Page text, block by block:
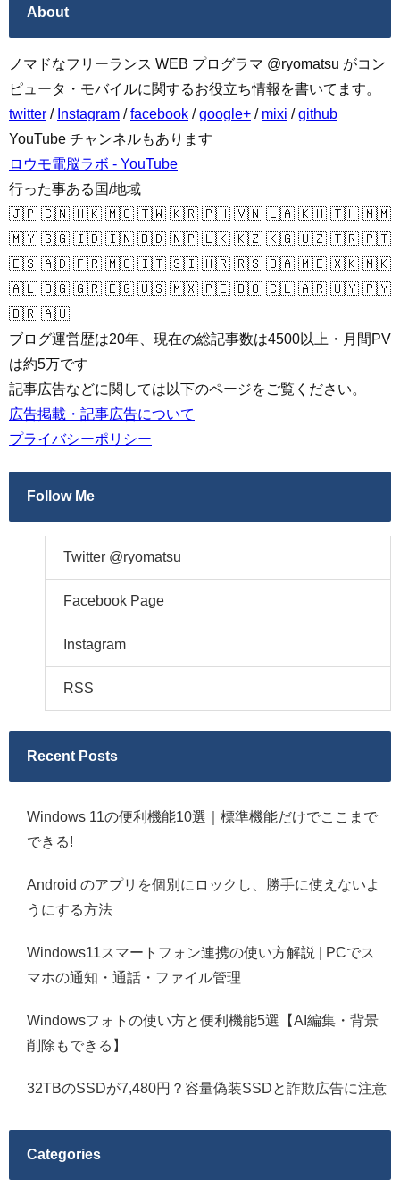
About
ノマドなフリーランス WEB プログラマ @ryomatsu がコン
ピュータ・モバイルに関するお役立ち情報を書いてます。
twitter / Instagram /facebook /google+ / mixi /github
YouTube チャンネルもあります
ロウモ電脳ラボ - YouTube
行った事ある国/地域
🇯🇵 🇨🇳 🇭🇰 🇲🇴 🇹🇼 🇰🇷 🇵🇭 🇻🇳 🇱🇦 🇰🇭 🇹🇭 🇲🇲
🇲🇾 🇸🇬 🇮🇩 🇮🇳 🇧🇩 🇳🇵 🇱🇰 🇰🇿 🇰🇬 🇺🇿 🇹🇷 🇵🇹
🇪🇸 🇦🇩 🇫🇷 🇲🇨 🇮🇹 🇸🇮 🇭🇷 🇷🇸 🇧🇦 🇲🇪 🇽🇰 🇲🇰
🇦🇱 🇧🇬 🇬🇷 🇪🇬 🇺🇸 🇲🇽 🇵🇪 🇧🇴 🇨🇱 🇦🇷 🇺🇾 🇵🇾
🇧🇷 🇦🇺
ブログ運営歴は20年、現在の総記事数は4500以上・月間PV
は約5万です
記事広告などに関しては以下のページをご覧ください。
広告掲載・記事広告について
プライバシーポリシー
Follow Me
Twitter @ryomatsu
Facebook Page
Instagram
RSS
Recent Posts
Windows 11の便利機能10選｜標準機能だけでここまで
できる!
Android のアプリを個別にロックし、勝手に使えないよ
うにする方法
Windows11スマートフォン連携の使い方解説 | PCでス
マホの通知・通話・ファイル管理
Windowsフォトの使い方と便利機能5選【AI編集・背景
削除もできる】
32TBのSSDが7,480円？容量偽装SSDと詐欺広告に注意
Categories